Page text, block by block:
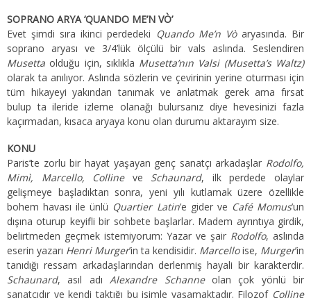
SOPRANO ARYA ‘QUANDO ME’N VÒ’
Evet şimdi sıra ikinci perdedeki Quando Me’n Vòaryasında. Bir
soprano aryası ve 3/4’lük ölçülü bir vals aslında. Seslendiren
Musetta olduğu için, sıklıkla Musetta’nın Valsi (Musetta’s Waltz)
olarak ta anılıyor. Aslında sözlerin ve çevirinin yerine oturması için
tüm hikayeyi yakından tanımak ve anlatmak gerek ama fırsat
bulup ta ileride izleme olanağı bulursanız diye hevesinizi fazla
kaçırmadan, kısaca aryaya konu olan durumu aktarayım size.
KONU
Paris’te zorlu bir hayat yaşayan genç sanatçı arkadaşlar Rodolfo,
Mimì, Marcello, Collineve Schaunard, ilk perdede olaylar
gelişmeye başladıktan sonra, yeni yılı kutlamak üzere özellikle
bohem havası ile ünlü Quartier Latin’e gider ve Café Momus’un
dışına oturup keyifli bir sohbete başlarlar. Madem ayrıntıya girdik,
belirtmeden geçmek istemiyorum: Yazar ve şair Rodolfo, aslında
eserin yazarı Henri Murger’in ta kendisidir. Marcelloise, Murger’in
tanıdığı ressam arkadaşlarından derlenmiş hayali bir karakterdir.
Schaunard, asıl adıAlexandre Schanneolan çok yönlü bir
sanatçıdır ve kendi taktığı bu isimle yaşamaktadır. Filozof Colline